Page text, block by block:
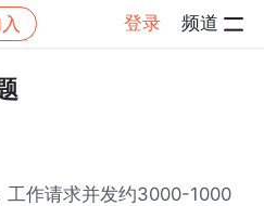
登录 频道
工作请求并发约3000-1000